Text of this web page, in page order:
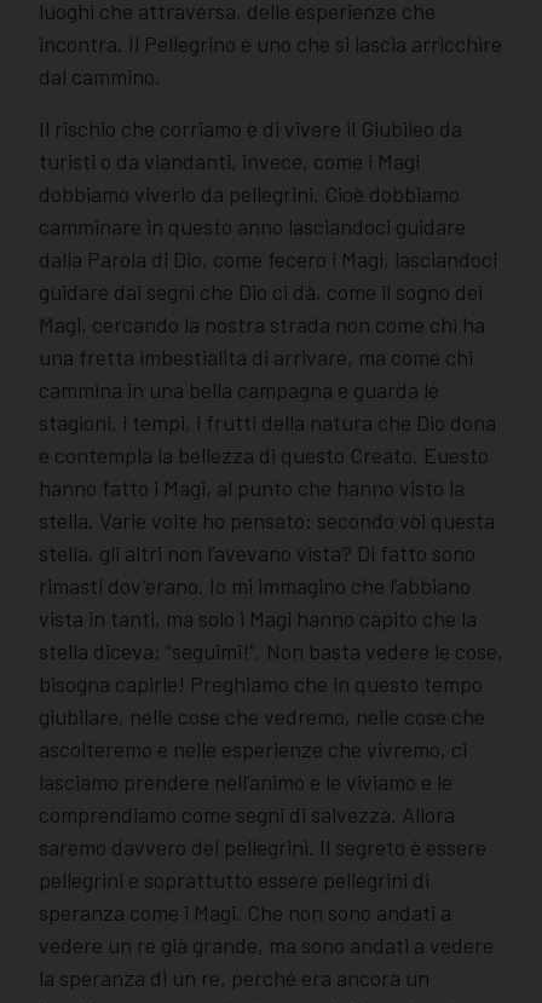
luoghi che attraversa, delle esperienze che
incontra. Il Pellegrino è uno che si lascia arricchire
dal cammino.
Il rischio che corriamo è di vivere il Giubileo da
turisti o da viandanti, invece, come i Magi
dobbiamo viverlo da pellegrini. Cioè dobbiamo
camminare in questo anno lasciandoci guidare
dalla Parola di Dio, come fecero i Magi, lasciandoci
guidare dai segni che Dio ci dà, come il sogno dei
Magi, cercando la nostra strada non come chi ha
una fretta imbestialita di arrivare, ma come chi
cammina in una bella campagna e guarda le
stagioni, i tempi, i frutti della natura che Dio dona
e contempla la bellezza di questo Creato. Euesto
hanno fatto i Magi, al punto che hanno visto la
stella. Varie volte ho pensato: secondo voi questa
stella, gli altri non l’avevano vista? Di fatto sono
rimasti dov’erano. Io mi immagino che l’abbiano
vista in tanti, ma solo i Magi hanno capito che la
stella diceva: “seguimi!”. Non basta vedere le cose,
bisogna capirle! Preghiamo che in questo tempo
giubilare, nelle cose che vedremo, nelle cose che
ascolteremo e nelle esperienze che vivremo, ci
lasciamo prendere nell’animo e le viviamo e le
comprendiamo come segni di salvezza. Allora
saremo davvero dei pellegrini. Il segreto è essere
pellegrini e soprattutto essere pellegrini di
speranza come i Magi. Che non sono andati a
vedere un re già grande, ma sono andati a vedere
la speranza di un re, perché era ancora un